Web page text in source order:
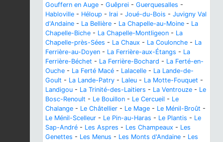
Gouffern en Auge - Guêprei - Guerquesalles -
Habloville - Héloup - Irai - Joué-du-Bois - Juvigny Val
d'Andaine - La Bellière - La Chapelle-au-Moine - La
Chapelle-Biche - La Chapelle-Montligeon - La
Chapelle-près-Sées - La Chaux - La Coulonche - La
Ferrière-au-Doyen - La Ferrière-aux-Étangs - La
Ferrière-Béchet - La Ferrière-Bochard - La Ferté-en-
Ouche - La Ferté Macé - Lalacelle - La Lande-de-
Goult - La Lande-Patry - Laleu - La Motte-Fouquet -
Landigou - La Trinité-des-Laitiers - La Ventrouze - Le
Bosc-Renoult - Le Bouillon - Le Cercueil - Le
Chalange - Le Châtellier - Le Mage - Le Ménil-Broût -
Le Ménil-Scelleur - Le Pin-au-Haras - Le Plantis - Le
Sap-André - Les Aspres - Les Champeaux - Les
Genettes - Les Menus - Les Monts d'Andaine - Les